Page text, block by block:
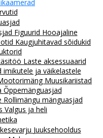
Figuurid Hooajaline
Kaugjuhitavad sõidukid
Laste aksessuaarid
imikutele ja väikelastele
Muusikariistad
Õppemänguasjad
Rollimängu mänguasjad
Valgus ja heli
Juuksehooldus